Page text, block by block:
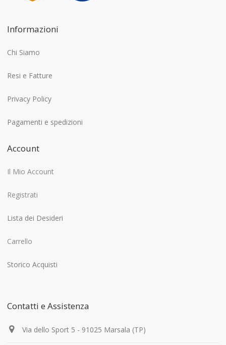
Informazioni
Chi Siamo
Resi e Fatture
Privacy Policy
Pagamenti e spedizioni
Account
Il Mio Account
Registrati
Lista dei Desideri
Carrello
Storico Acquisti
Contatti e Assistenza
Via dello Sport 5 - 91025 Marsala (TP)